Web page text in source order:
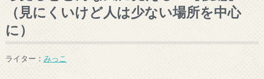
（見にくいけど人は少ない場所を中心
に）
ライター： みっこ